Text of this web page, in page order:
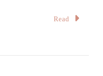
Read